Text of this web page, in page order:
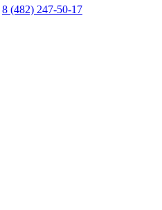
8 (482) 247-50-17